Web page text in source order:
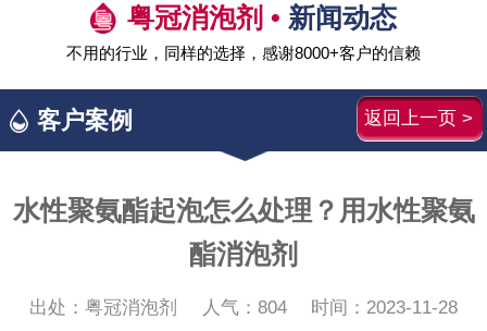
粤冠消泡剂 • 新闻动态
不用的行业，同样的选择，感谢8000+客户的信赖
客户案例 返回上一页 >
水性聚氨酯起泡怎么处理？用水性聚氨
酯消泡剂
出处：粤冠消泡剂 人气： 804 时间：2023-11-28